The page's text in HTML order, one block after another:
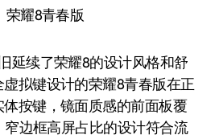
续了荣耀8的设计风格和舒
拟键设计的荣耀8青春版在正
按键，镜面质感的前面板覆
边框高屏占比的设计符合流